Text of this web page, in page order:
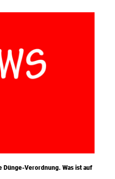
Verordnung. Was ist auf